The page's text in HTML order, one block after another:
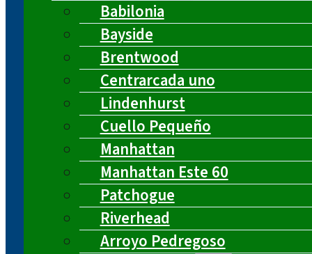
Babilonia
Bayside
Brentwood
Centrarcada uno
Lindenhurst
Cuello Pequeño
Manhattan
Manhattan Este 60
Patchogue
Riverhead
Arroyo Pedregoso